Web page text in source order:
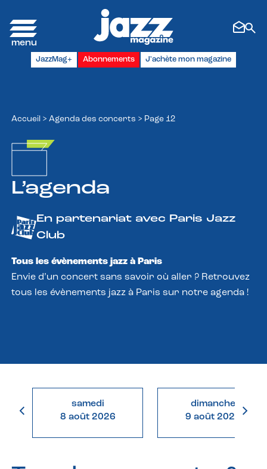
JazzMag+ Abonnements J'achète mon magazine
Accueil > Agenda des concerts > Page 12
L’agenda
En partenariat avec Paris Jazz
Club
Tous les évènements jazz à Paris
Envie d’un concert sans savoir où aller ? Retrouvez
tous les évènements jazz à Paris sur notre agenda !
samedi
8 août 2026
dimanche
9 août 2026